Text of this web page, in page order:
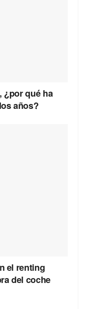
¿por qué ha
años?
el renting
del coche